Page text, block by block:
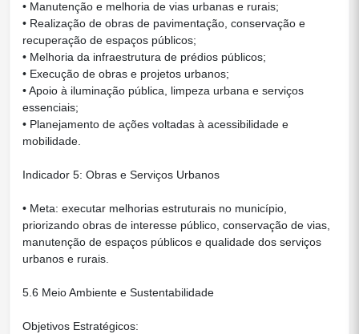
• Manutenção e melhoria de vias urbanas e rurais;
• Realização de obras de pavimentação, conservação e
recuperação de espaços públicos;
• Melhoria da infraestrutura de prédios públicos;
• Execução de obras e projetos urbanos;
• Apoio à iluminação pública, limpeza urbana e serviços
essenciais;
• Planejamento de ações voltadas à acessibilidade e
mobilidade.
Indicador 5: Obras e Serviços Urbanos
• Meta: executar melhorias estruturais no município,
priorizando obras de interesse público, conservação de vias,
manutenção de espaços públicos e qualidade dos serviços
urbanos e rurais.
5.6 Meio Ambiente e Sustentabilidade
Objetivos Estratégicos: